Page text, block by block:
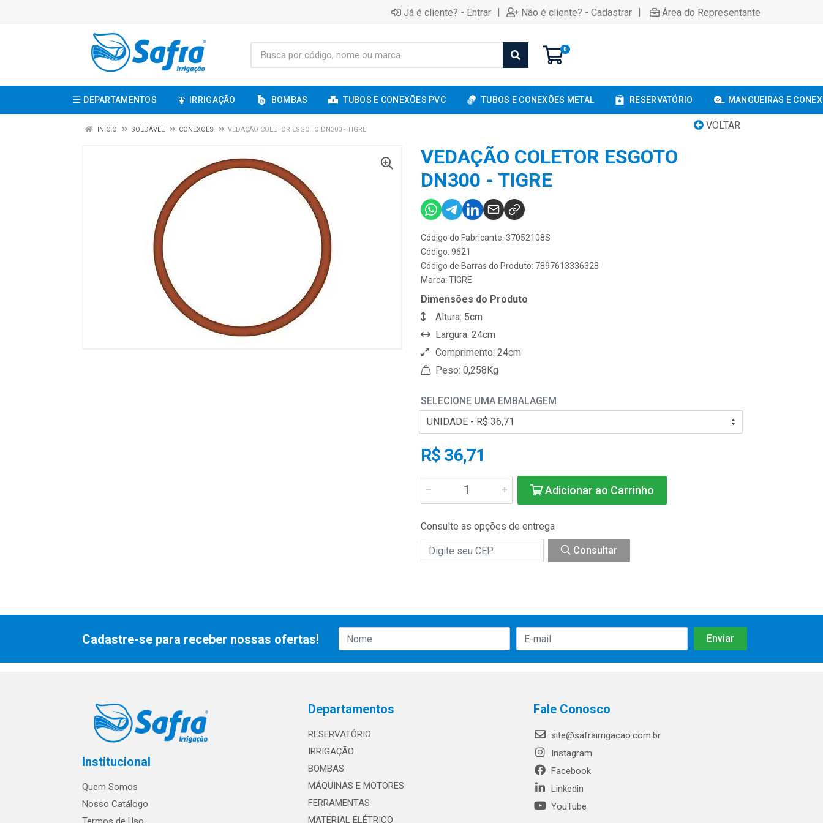
Já é cliente? - Entrar | Não é cliente? - Cadastrar | Área do Representante
0
DEPARTAMENTOS IRRIGAÇÃO BOMBAS TUBOS E CONEXÕES PVC TUBOS E CONEXÕES METAL RESERVATÓRIO MANGUEIRAS E
VOLTAR
INÍCIO SOLDÁVEL CONEXÕES VEDAÇÃO COLETOR ESGOTO DN300 - TIGRE
VEDAÇÃO COLETOR ESGOTO
DN300 - TIGRE
Código do Fabricante: 37052108S
Código: 9621
Código de Barras do Produto: 7897613336328
Marca: TIGRE
Dimensões do Produto
Altura: 5cm
Largura: 24cm
Comprimento: 24cm
Peso: 0,258Kg
SELECIONE UMA EMBALAGEM
R$ 36,71
Adicionar ao Carrinho
Consulte as opções de entrega
Consultar
Cadastre-se para receber nossas ofertas!
Institucional
Quem Somos
Nosso Catálogo
Departamentos
RESERVATÓRIO
IRRIGAÇÃO
BOMBAS
MÁQUINAS E MOTORES
FERRAMENTAS
MATERIAL ELÉTRICO
Fale Conosco
site@safrairrigacao.com.br
Instagram
Facebook
Linkedin
YouTube